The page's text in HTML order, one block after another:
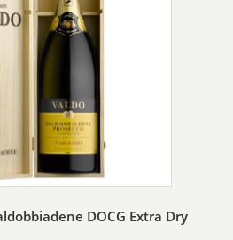
DOCG Extra Dry